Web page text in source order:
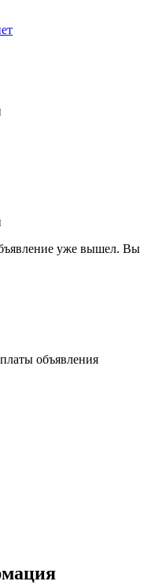
уже вышел. Вы
объявления